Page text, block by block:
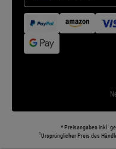
* Preisangaben inkl.
1Ursprünglicher Preis des